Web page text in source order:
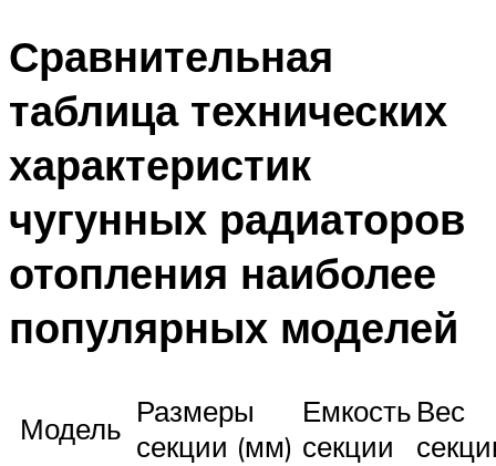
Сравнительная
таблица технических
характеристик
чугунных радиаторов
отопления наиболее
популярных моделей
Модель Размеры
секции (мм)
Емкость
секции
Вес